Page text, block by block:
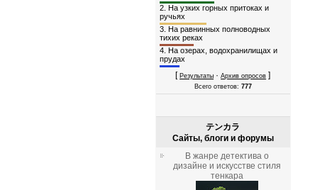
2. На узких горных притоках и
ручьях
3. На равнинных полноводных
тихих реках
4. На озерах, водохранилищах и
прудах
[Результаты ·Архив опросов ]
Всего ответов: 777
テンカラ
Сайты, блоги и форумы
В жанре детектива о
дизайне и искусстве стиля
тенкара